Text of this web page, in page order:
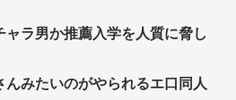
ャラ男か推薦入学を人質に脅し
みたいのがやられるエ口同人